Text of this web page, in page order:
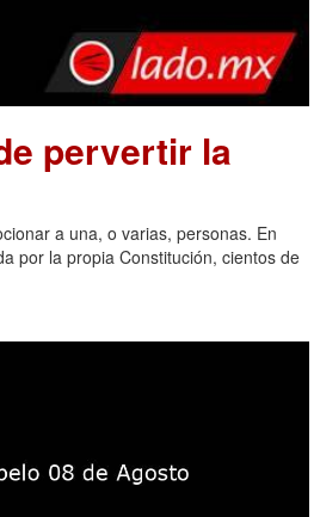
pervertir la
a una, o varias, personas. En
por la propia Constitución, cientos de